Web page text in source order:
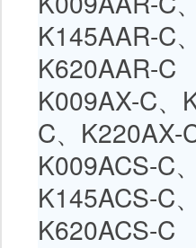
K145AAR-C、
K620AAR-C
K009AX-C、
C、 K220AX-
K009ACS-C、
K145ACS-C、
K620ACS-C